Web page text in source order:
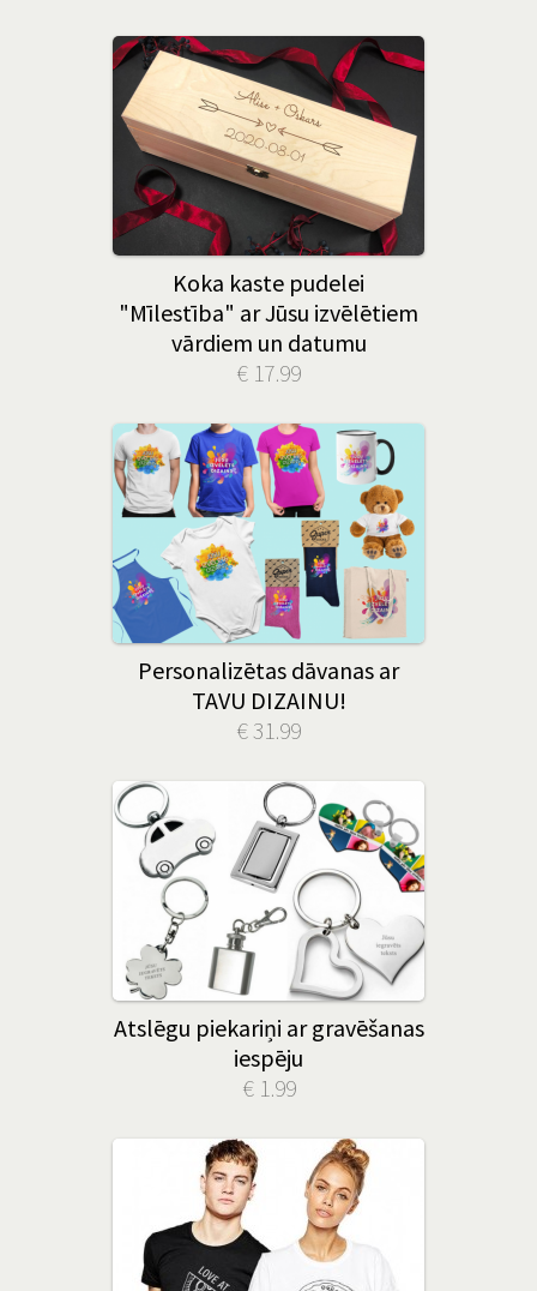
Koka kaste pudelei
"Mīlestība" ar Jūsu izvēlētiem
vārdiem un datumu
€ 17.99
Personalizētas dāvanas ar
TAVU DIZAINU!
€ 31.99
Atslēgu piekariņi ar gravēšanas
iespēju
€ 1.99